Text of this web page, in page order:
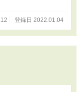
｣
登録日 2022.01.04